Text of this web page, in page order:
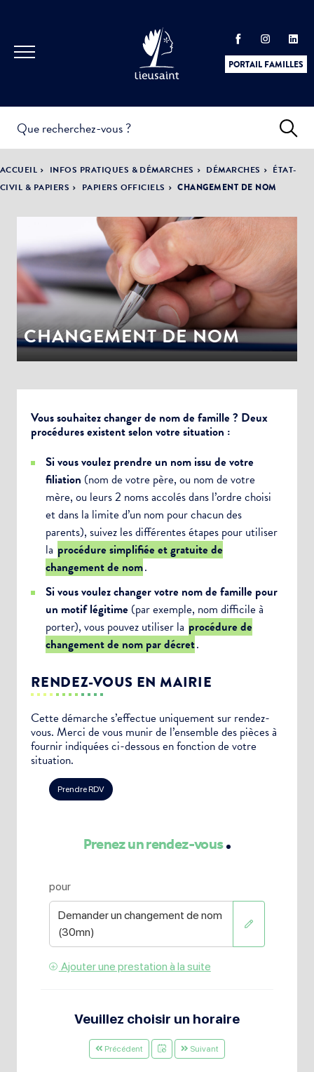
PORTAIL FAMILLES
PRATIQUES &
DÉMARCHES
ACTUALITÉS &
ÉVÈNEMENTS
LA VILLE
DÉMOCRATIE
PARTICIPATIVE
ACCUEIL INFOS PRATIQUES & DÉMARCHES DÉMARCHES
ÉTAT-
CIVIL & PAPIERS
PAPIERS OFFICIELS CHANGEMENT DE NOM
CHANGEMENT DE NOM
Vous souhaitez changer de nom de famille ? Deux
procédures existent selon votre situation :
Si vous voulez prendre un nom issu de votre
filiation (nom de votre père, ou nom de votre
mère, ou leurs 2 noms accolés dans l’ordre choisi
et dans la limite d’un nom pour chacun des
parents), suivez les différentes étapes pour utiliser
la procédure simplifiée et gratuite de
changement de nom.
Si vous voulez changer votre nom de famille pour
un motif légitime (par exemple, nom difficile à
porter), vous pouvez utiliser la procédure de
changement de nom par décret.
RENDEZ-VOUS EN MAIRIE
Cette démarche s’effectue uniquement sur rendez-
vous. Merci de vous munir de l’ensemble des pièces à
fournir indiquées ci-dessous en fonction de votre
situation.